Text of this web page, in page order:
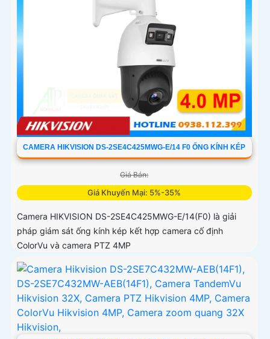
CAMERA HIKVISION DS-2SE4C425MWG-E/14 F0 ỐNG KÍNH KÉP
Giá Bán:
Giá Khuyến Mại: 5%-35%
Camera HIKVISION DS-2SE4C425MWG-E/14(F0) là giải
pháp giám sát ống kính kép kết hợp camera cố định
ColorVu và camera PTZ 4MP